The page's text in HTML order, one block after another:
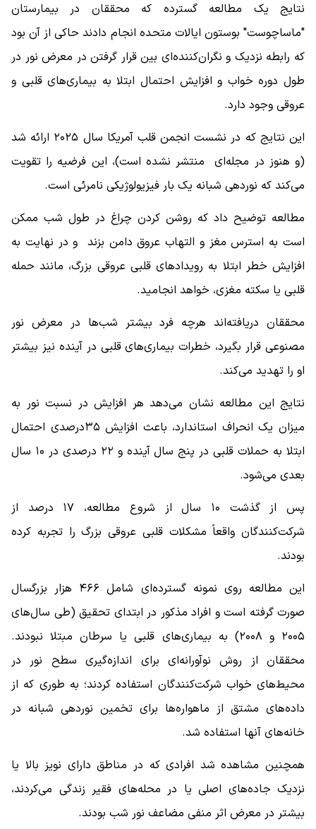
نتایج یک مطالعه گسترده که محققان در بیمارستان
"ماساچوست" بوستون ایالات متحده انجام دادند حاکی از آن بود
که رابطه نزدیک و نگران‌‌کننده‌ای بین قرار گرفتن در معرض نور در
طول دوره خواب و افزایش احتمال ابتلا به بیماری‌های قلبی و
عروقی وجود دارد.
این نتایج که در نشست انجمن قلب آمریکا سال ۲۰۲۵ ارائه شد
(و هنوز در مجله‌ای منتشر نشده است)، این فرضیه را تقویت
می‌کند که نوردهی شبانه یک بار فیزیولوژیکی نامرئی است.
مطالعه توضیح داد که روشن کردن چراغ‌ در طول شب ممکن
است به استرس مغز و التهاب عروق دامن بزند و در نهایت به
افزایش خطر ابتلا به رویدادهای قلبی عروقی بزرگ، مانند حمله
قلبی یا سکته مغزی، خواهد انجامید.
محققان دریافته‌اند هرچه فرد بیشتر شب‌ها در معرض نور
مصنوعی قرار بگیرد، خطرات بیماری‌های قلبی در آینده نیز بیشتر
او را تهدید می‌کند.
نتایج این مطالعه نشان می‌دهد هر افزایش در نسبت نور به
میزان یک انحراف استاندارد، باعث افزایش ۳۵درصدی احتمال
ابتلا به حملات قلبی در پنج سال آینده و ۲۲ درصدی در ۱۰ سال
بعدی می‌شود.
پس از گذشت ۱۰ سال از شروع مطالعه، ۱۷ درصد از
شرکت‌کنندگان واقعاً مشکلات قلبی عروقی بزرگ را تجربه کرده
بودند.
این مطالعه روی نمونه گسترده‌ای شامل ۴۶۶ هزار بزرگسال
صورت گرفته است و افراد مذکور در ابتدای تحقیق (طی سال‌های
۲۰۰۵ و ۲۰۰۸) به بیماری‌های قلبی یا سرطان مبتلا نبودند.
محققان از روش نوآورانه‌ای برای اندازه‌گیری سطح نور در
محیط‌های خواب شرکت‌کنندگان استفاده کردند؛ به‌ طوری که از
داده‌های مشتق از ماهواره‌ها برای تخمین نوردهی شبانه در
خانه‌های آنها استفاده شد.
همچنین مشاهده شد افرادی که در مناطق دارای نویز بالا یا
نزدیک جاده‌های اصلی یا در محله‌های فقیر زندگی می‌کردند،
بیشتر در معرض اثر منفی مضاعف نور شب بودند.